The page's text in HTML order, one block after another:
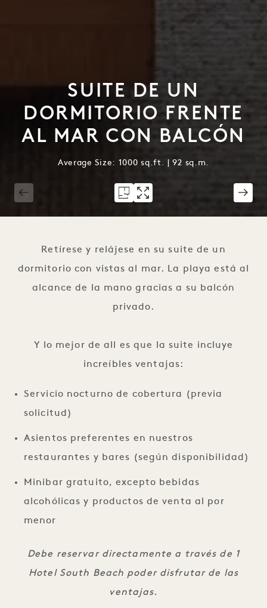
SUITE DE UN
DORMITORIO FRENTE
AL MAR CON BALCÓN
Average Size: 1000 sq.ft. | 92 sq.m.
Retírese y relájese en su suite de un
dormitorio con vistas al mar. La playa está al
alcance de la mano gracias a su balcón
privado.
Y lo mejor de all es que la suite incluye
increíbles ventajas:
Servicio nocturno de cobertura (previa
solicitud)
Asientos preferentes en nuestros
restaurantes y bares (según disponibilidad)
Minibar gratuito, excepto bebidas
alcohólicas y productos de venta al por
menor
Debe reservar directamente a través de 1
Hotel South Beach poder disfrutar de las
ventajas.